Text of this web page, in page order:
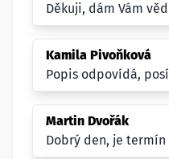
Děkuji, dám Vám
Kamila Pivoňková
Popis odpovídá,
Martin Dvořák
Dobrý den, je termín